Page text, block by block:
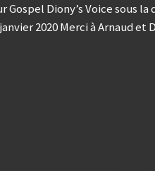
Diony’s Voice sous
2020 Merci à Arnaud et